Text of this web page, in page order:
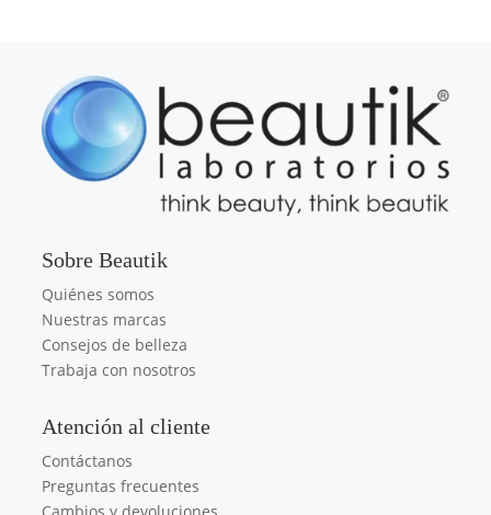
Sobre Beautik
Quiénes somos
Nuestras marcas
Consejos de belleza
Trabaja con nosotros
Atención al cliente
Contáctanos
Preguntas frecuentes